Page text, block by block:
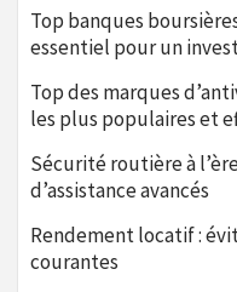
Top banques
essentiel pour un
Top des marques
les plus populaires et
Sécurité routière à
d’assistance avancés
Rendement locatif :
courantes